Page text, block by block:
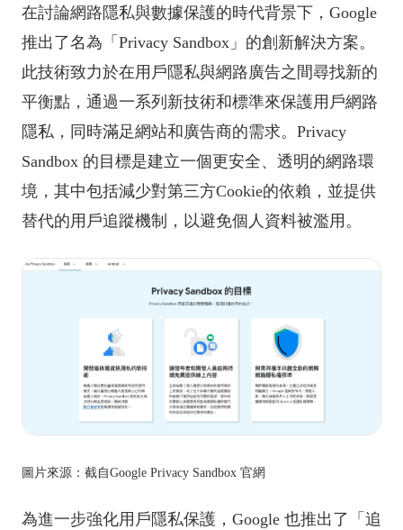
在討論網路隱私與數據保護的時代背景下，Google
推出了名為「Privacy Sandbox」的創新解決方案。
此技術致力於在用戶隱私與網路廣告之間尋找新的
平衡點，通過一系列新技術和標準來保護用戶網路
隱私，同時滿足網站和廣告商的需求。Privacy
Sandbox 的目標是建立一個更安全、透明的網路環
境，其中包括減少對第三方Cookie的依賴，並提供
替代的用戶追蹤機制，以避免個人資料被濫用。
圖片來源：截自Google Privacy Sandbox 官網
為進一步強化用戶隱私保護，Google 也推出了「追